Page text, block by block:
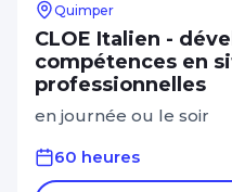
Quimper
CLOE Italien -
compétences en
professionnelles
en journée ou le soir
60 heures